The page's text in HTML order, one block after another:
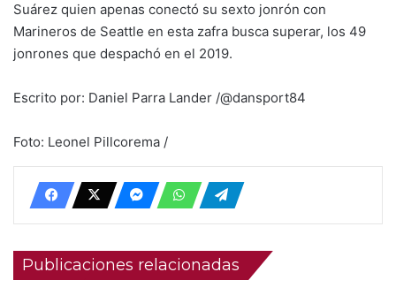
Suárez quien apenas conectó su sexto jonrón con
Marineros de Seattle en esta zafra busca superar, los 49
jonrones que despachó en el 2019.
Escrito por: Daniel Parra Lander /@dansport84
Foto: Leonel Pillcorema /
Publicaciones relacionadas